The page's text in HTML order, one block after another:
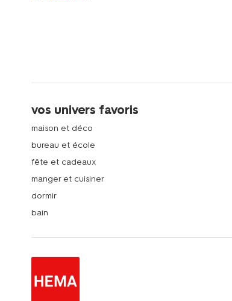
vos univers favoris
maison et déco
bureau et école
fête et cadeaux
manger et cuisiner
dormir
bain